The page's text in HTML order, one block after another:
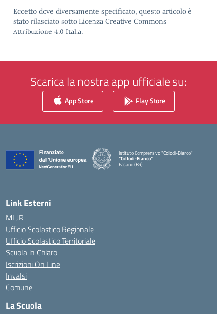
Eccetto dove diversamente specificato, questo articolo è
stato rilasciato sotto Licenza Creative Commons
Attribuzione 4.0 Italia.
Scarica la nostra app ufficiale su:
App Store Play Store
Istituto Comprensivo "Collodi-Bianco"
"Collodi-Bianco"
Fasano (BR)
Link Esterni
MIUR
Ufficio Scolastico Regionale
Ufficio Scolastico Territoriale
Scuola in Chiaro
Iscrizioni On Line
Invalsi
Comune
La Scuola